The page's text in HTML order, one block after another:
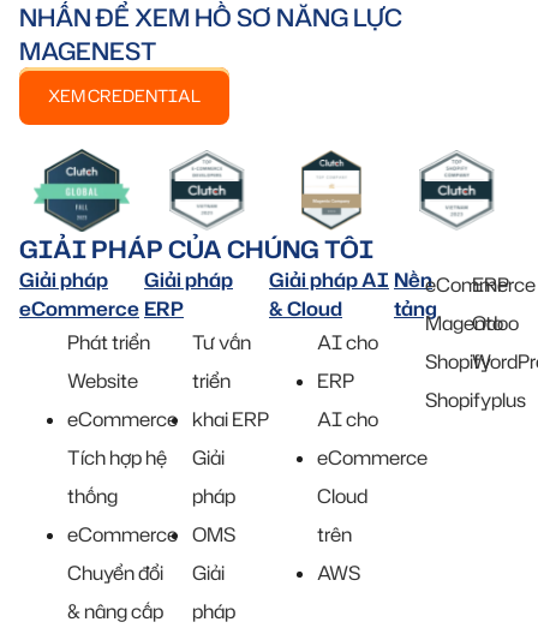
NHẤN ĐỂ XEM HỒ SƠ NĂNG LỰC
MAGENEST
XEM CREDENTIAL
GIẢI PHÁP CỦA CHÚNG TÔI
Giải pháp
eCommerce
Phát triển
Website
eCommerce
Tích hợp hệ
thống
eCommerce
Chuyển đổi
& nâng cấp
Giải pháp
ERP
Tư vấn
triển
khai ERP
Giải
pháp
OMS
Giải
pháp
Giải pháp AI
& Cloud
AI cho
ERP
AI cho
eCommerce
Cloud
trên
AWS
Nền
tảng
eCommerce
Magento
Shopify
Shopifyplus
ERP
Odoo